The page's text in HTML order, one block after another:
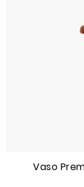
Vaso